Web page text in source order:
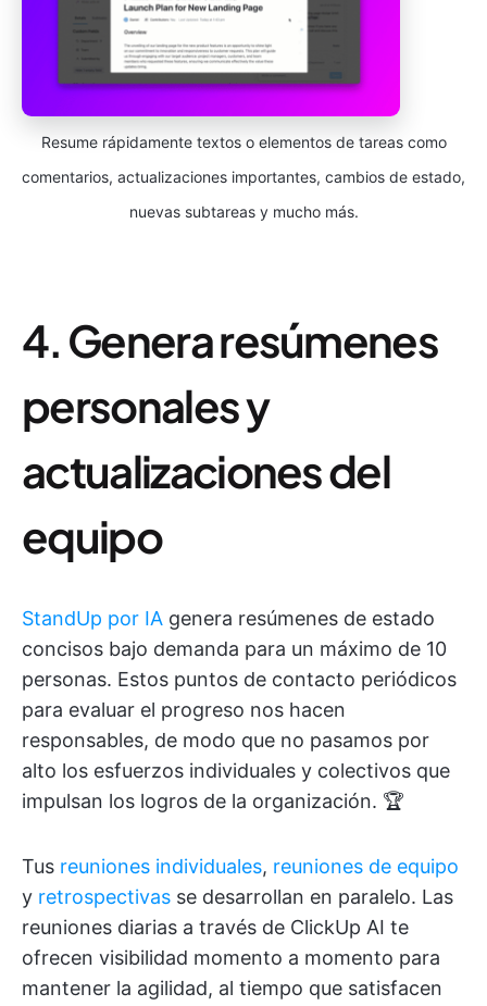
Resume rápidamente textos o elementos de tareas como
comentarios, actualizaciones importantes, cambios de estado,
nuevas subtareas y mucho más.
4. Genera resúmenes
personales y
actualizaciones del
equipo
StandUp por IA genera resúmenes de estado
concisos bajo demanda para un máximo de 10
personas. Estos puntos de contacto periódicos
para evaluar el progreso nos hacen
responsables, de modo que no pasamos por
alto los esfuerzos individuales y colectivos que
impulsan los logros de la organización. 🏆
Tus reuniones individuales, reuniones de equipo
y retrospectivas se desarrollan en paralelo. Las
reuniones diarias a través de ClickUp AI te
ofrecen visibilidad momento a momento para
mantener la agilidad, al tiempo que satisfacen